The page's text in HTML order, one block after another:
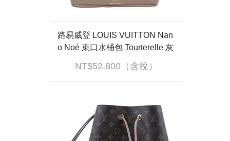
路易威登 LOUIS VUITTON Nan
o Noé 束口水桶包 Tourterelle 灰
色 Cream色 M46291 晶片款 背
帶X2
NT$52,800（含稅）